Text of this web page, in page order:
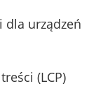
dla urządzeń
(LCP)